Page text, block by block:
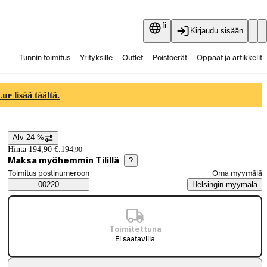
fi
Kirjaudu sisään
Tunnin toimitus Yrityksille Outlet Poistoerät Oppaat ja artikkelit
lisää täältä.
Hintatiedot
Alv 24 %
Hinta 194,90 €. 194,90
Maksa myöhemmin Tilillä ?
Saatavuustiedot
Valitse tilaustapa
Toimitus postinumeroon
00220
Oma myymälä
Helsingin myymälä
Toimitettuna
Ei saatavilla